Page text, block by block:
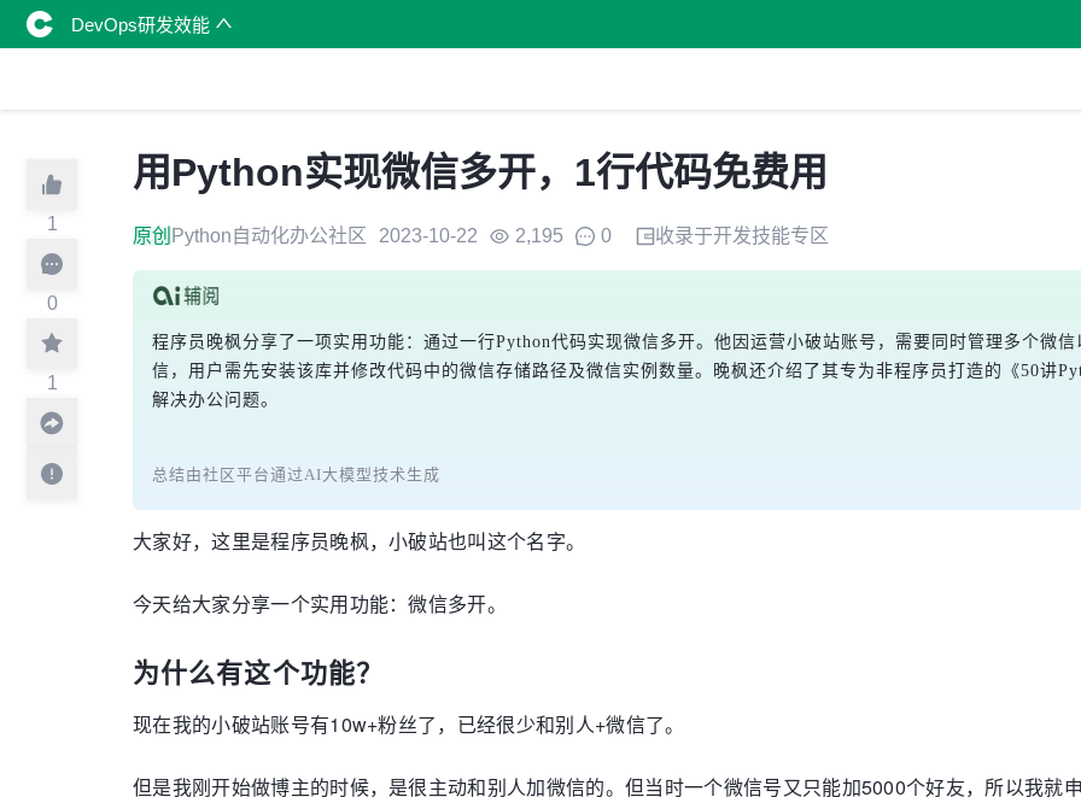
DevOps研发效能
1
0
1
用Python实现微信多开，1行代码免费用
原创 Python自动化办公社区 2023-10-22 2,195 0 收录于开发技能专区
程序员晚枫分享了一项实用功能：通过一行Python代码实现微信多开。他因运营小破站账号，需要同时管理多个微
信，用户需先安装该库并修改代码中的微信存储路径及微信实例数量。晚枫还介绍了其专为非程序员打造的《50讲
解决办公问题。
总结由社区平台通过AI大模型技术生成
大家好，这里是程序员晚枫，小破站也叫这个名字。
今天给大家分享一个实用功能：微信多开。
为什么有这个功能？
现在我的小破站账号有10w+粉丝了，已经很少和别人+微信了。
但是我刚开始做博主的时候，是很主动和别人加微信的。但当时一个微信号又只能加5000个好友，所以我就申